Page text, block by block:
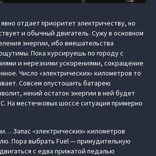
отдает приоритет электричеству, но
и обычный двигатель. Сужу в основном
энергии, ибо вмешательства
Пока курсируешь по городу с
и нерезкими ускорениями, сокращение
Число «электрических» километров то
Совсем опустошить батарею
некий остаток энергии в ней будет
На местечковых шоссе ситуация примерно
Запас «электрических» километров
Пора выбрать Fuel — принудительную
с едва прижатой педалью